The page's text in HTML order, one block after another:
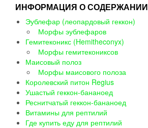
ИНФОРМАЦИЯ О СОДЕРЖАНИИ
Эублефар (леопардовый геккон)
Морфы эублефаров
Гемитеконикс (Hemitheconyx)
Морфы гемитекониксов
Маисовый полоз
Морфы маисового полоза
Королевский питон Regius
Ушастый геккон-бананоед
Реснитчатый геккон-бананоед
Витамины для рептилий
Где купить еду для рептилий